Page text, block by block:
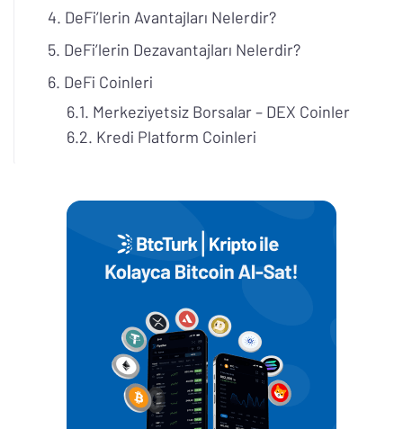
DeFi’lerin Avantajları Nelerdir?
DeFi’lerin Dezavantajları Nelerdir?
DeFi Coinleri
Merkeziyetsiz Borsalar – DEX Coinler
Kredi Platform Coinleri